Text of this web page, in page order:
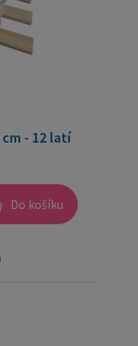
- 12 latí
Do košíku